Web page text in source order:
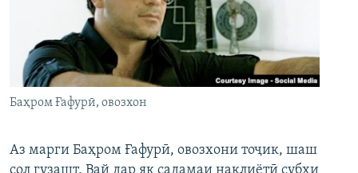
Баҳром Ғафурӣ, овозхон
Аз марги Баҳром Ғафурӣ, овозхони тоҷик, шаш
сол гузашт. Вай дар як садамаи нақлиётӣ субҳи